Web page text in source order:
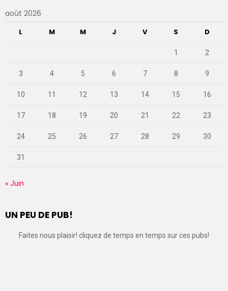
août 2026
L M M J V S D
1 2
3 4 5 6 7 8 9
10 11 12 13 14 15 16
17 18 19 20 21 22 23
24 25 26 27 28 29 30
31
« Juin
UN PEU DE PUB!
Faites nous plaisir! cliquez de temps en temps sur ces pubs!